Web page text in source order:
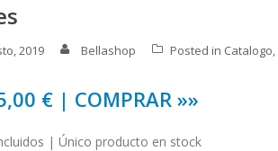
2019 Bellashop Posted in Catalogo,
€ | COMPRAR »»
| Único producto en stock